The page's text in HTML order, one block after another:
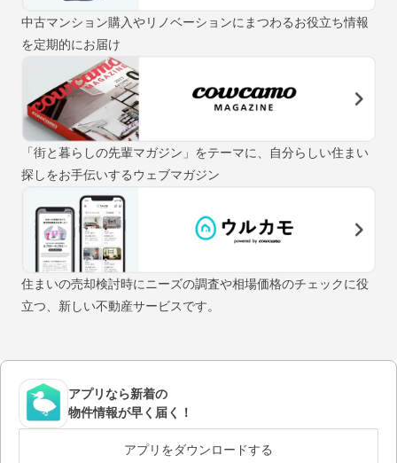
中古マンション購入やリノベーションにまつわるお役立ち情報
を定期的にお届け
「街と暮らしの先輩マガジン」をテーマに、自分らしい住まい
探しをお手伝いするウェブマガジン
住まいの売却検討時にニーズの調査や相場価格のチェックに役
立つ、新しい不動産サービスです。
アプリなら新着の
物件情報が早く届く！
アプリをダウンロードする